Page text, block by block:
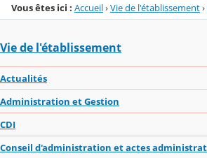
Vous êtes ici : Accueil›Vie de l'établissement›
Vie de l'établissement
Actualités
Administration et Gestion
CDI
Conseil d'administration et actes